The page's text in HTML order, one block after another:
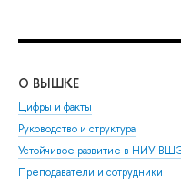
О ВЫШКЕ
Цифры и факты
Руководство и структура
Устойчивое развитие в НИУ
Преподаватели и сотрудники